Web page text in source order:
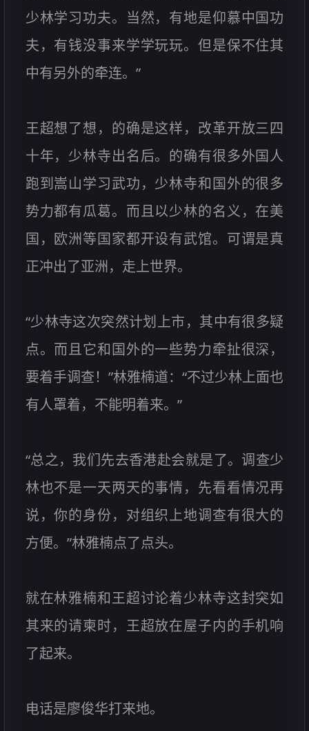
少林学习功夫。当然，有地是仰慕中国功
夫，有钱没事来学学玩玩。但是保不住其
中有另外的牵连。”
王超想了想，的确是这样，改革开放三四
十年，少林寺出名后。的确有很多外国人
跑到嵩山学习武功，少林寺和国外的很多
势力都有瓜葛。而且以少林的名义，在美
国，欧洲等国家都开设有武馆。可谓是真
正冲出了亚洲，走上世界。
“少林寺这次突然计划上市，其中有很多疑
点。而且它和国外的一些势力牵扯很深，
要着手调查！”林雅楠道：“不过少林上面也
有人罩着，不能明着来。”
“总之，我们先去香港赴会就是了。调查少
林也不是一天两天的事情，先看看情况再
说，你的身份，对组织上地调查有很大的
方便。”林雅楠点了点头。
就在林雅楠和王超讨论着少林寺这封突如
其来的请柬时，王超放在屋子内的手机响
了起来。
电话是廖俊华打来地。